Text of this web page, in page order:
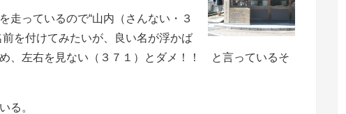
っているので“山内（さんない・３
を付けてみたいが、良い名が浮かば
、左右を見ない（３７１）とダメ！！ と言っているそ
る。